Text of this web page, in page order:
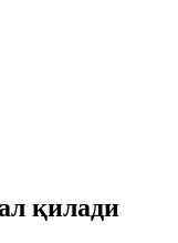
қилади